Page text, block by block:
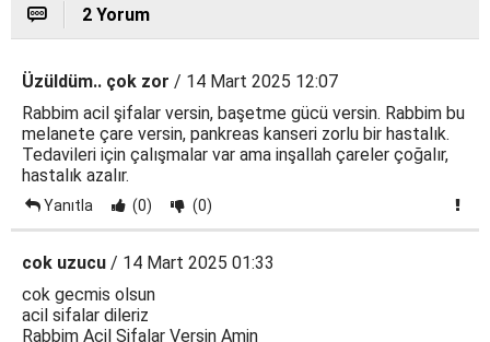
2 Yorum
Üzüldüm.. çok zor / 14 Mart 2025 12:07
Rabbim acil şifalar versin, başetme gücü versin. Rabbim bu
melanete çare versin, pankreas kanseri zorlu bir hastalık.
Tedavileri için çalışmalar var ama inşallah çareler çoğalır,
hastalık azalır.
Yanıtla (0) (0)
cok uzucu / 14 Mart 2025 01:33
cok gecmis olsun
acil sifalar dileriz
Rabbim Acil Sifalar Versin Amin